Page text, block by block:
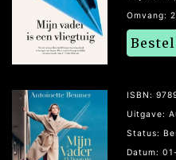
Omvang:
Bestel
ISBN:
Uitgave:
Status:
Datum: